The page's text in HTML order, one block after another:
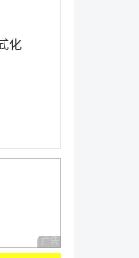
化
广告 商业广告，理性